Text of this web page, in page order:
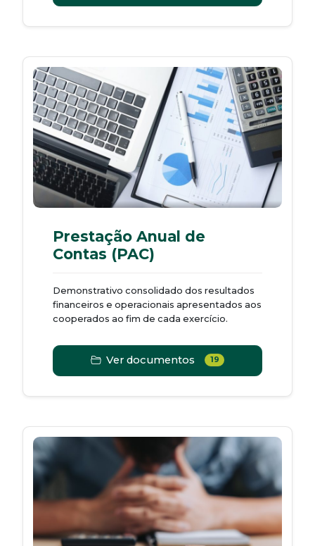
Prestação Anual de
Contas (PAC)
Demonstrativo consolidado dos resultados
financeiros e operacionais apresentados aos
cooperados ao fim de cada exercício.
Ver documentos 19